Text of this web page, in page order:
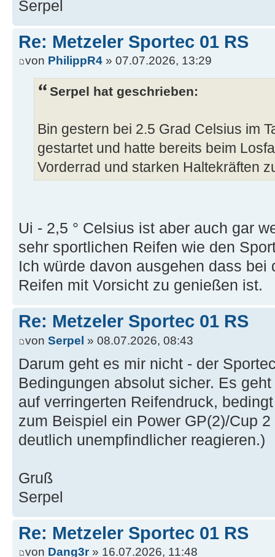
Serpel
Re: Metzeler Sportec 01 RS
von PhilippR4 » 07.07.2026, 13:29
Serpel hat geschrieben:
Bin gestern bei 2.5 Grad Celsius im
gestartet und hatte bereits beim
Vorderrad und starken Haltekräften
Ui - 2,5 ° Celsius ist aber auch gar
sehr sportlichen Reifen wie den
Ich würde davon ausgehen dass bei
Reifen mit Vorsicht zu genießen ist.
Re: Metzeler Sportec 01 RS
von Serpel » 08.07.2026, 08:43
Darum geht es mir nicht - der
Bedingungen absolut sicher. Es
auf verringerten Reifendruck,
zum Beispiel ein Power GP(2)/Cup
deutlich unempfindlicher reagieren.)
Gruß
Serpel
Re: Metzeler Sportec 01 RS
von Dang3r» 16.07.2026, 11:48